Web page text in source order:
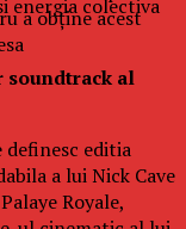
a obține acest
energia colectiva
soundtrack al
definesc editia
a lui Nick Cave
Royale,